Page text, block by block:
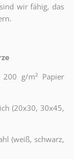
wir fähig, das
g/m² Papier
(20x30, 30x45,
(weiß, schwarz,